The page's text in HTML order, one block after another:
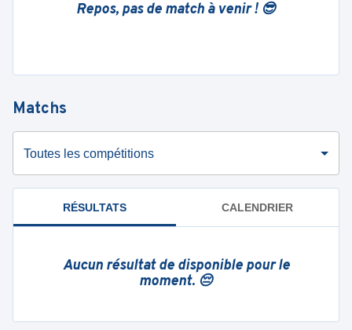
Repos, pas de match à venir ! 😎
Matchs
Toutes les compétitions
RÉSULTATS CALENDRIER
Aucun résultat de disponible pour le
moment. 😔